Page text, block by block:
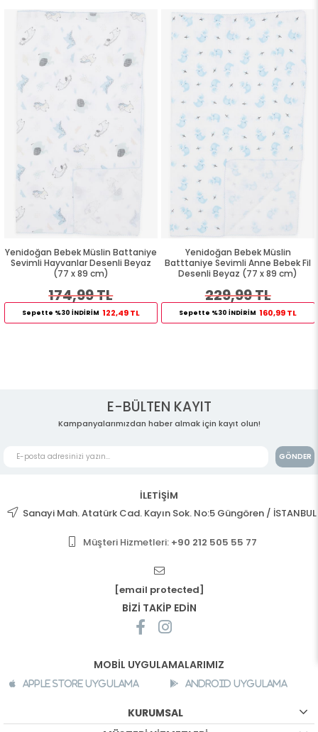
Yenidoğan Bebek Müslin Battaniye
Sevimli Hayvanlar Desenli Beyaz
(77 x 89 cm)
174,99 TL
Sepette %30 İNDİRİM 122,49 TL
Yenidoğan Bebek Müslin
Batttaniye Sevimli Anne Bebek Fil
Desenli Beyaz (77 x 89 cm)
229,99 TL
Sepette %30 İNDİRİM 160,99 TL
E-BÜLTEN KAYIT
Kampanyalarımızdan haber almak için kayıt olun!
GÖNDER
İLETİŞİM
Sanayi Mah. Atatürk Cad. Kayın Sok. No:5 Güngören / İSTANBUL
Müşteri Hizmetleri: +90 212 505 55 77
[email protected]
BİZİ TAKİP EDİN
MOBİL UYGULAMALARIMIZ
Apple Store Uygulama Android Uygulama
KURUMSAL